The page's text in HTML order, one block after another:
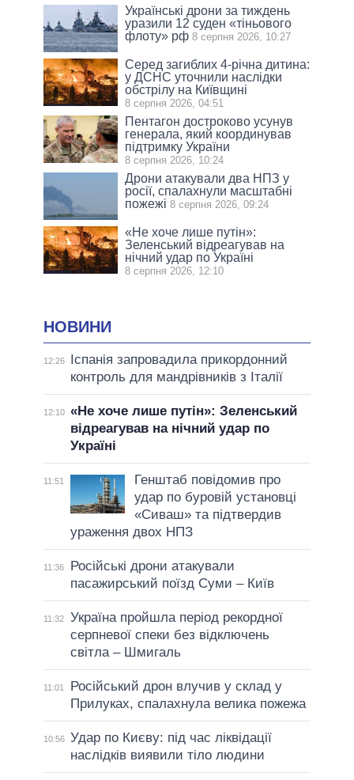
Українські дрони за тиждень
уразили 12 суден «тіньового
флоту» рф 8 серпня 2026, 10:27
Серед загиблих 4-річна дитина:
у ДСНС уточнили наслідки
обстрілу на Київщині
8 серпня 2026, 04:51
Пентагон достроково усунув
генерала, який координував
підтримку України
8 серпня 2026, 10:24
Дрони атакували два НПЗ у
росії, спалахнули масштабні
пожежі 8 серпня 2026, 09:24
«Не хоче лише путін»:
Зеленський відреагував на
нічний удар по Україні
8 серпня 2026, 12:10
НОВИНИ
12:26
Іспанія запровадила прикордонний
контроль для мандрівників з Італії
12:10 «Не хоче лише путін»: Зеленський
відреагував на нічний удар по
Україні
11:51
Генштаб повідомив про
удар по буровій установці
«Сиваш» та підтвердив
ураження двох НПЗ
11:36
Російські дрони атакували
пасажирський поїзд Суми – Київ
11:32
Україна пройшла період рекордної
серпневої спеки без відключень
світла – Шмигаль
11:01
Російський дрон влучив у склад у
Прилуках, спалахнула велика пожежа
10:56 Удар по Києву: під час ліквідації
наслідків виявили тіло людини